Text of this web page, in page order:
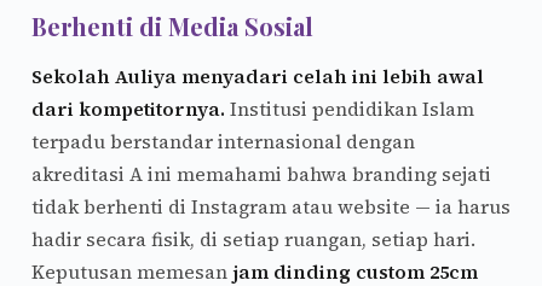
Berhenti di Media Sosial
Sekolah Auliya menyadari celah ini lebih awal
dari kompetitornya. Institusi pendidikan Islam
terpadu berstandar internasional dengan
akreditasi A ini memahami bahwa branding sejati
tidak berhenti di Instagram atau website — ia harus
hadir secara fisik, di setiap ruangan, setiap hari.
Keputusan memesanjam dinding custom 25cm